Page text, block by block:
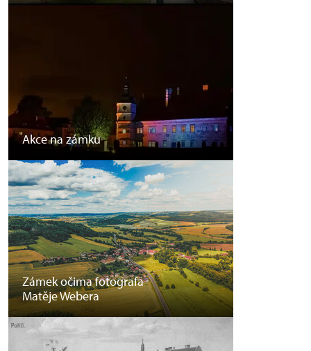
Akce na zámku
Zámek očima fotografa
Matěje Webera